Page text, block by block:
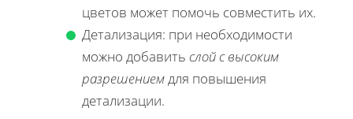
цветов может помочь совместить их.
Детализация: при необходимости
можно добавить слой с высоким
разрешениемдля повышения
детализации.